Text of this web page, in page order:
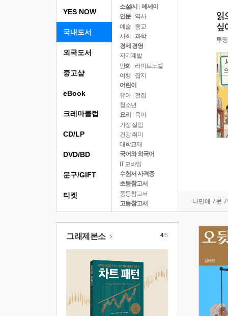
YES NOW
국내도서
소설/시
에세이
인문
역사
예술 | 종교
사회 | 과학
경제 경영
자기계발
만화 | 라이트노벨
여행
잡지
어린이
유아 | 전집
청소년
요리
육아
가정 살림
건강 취미
대학교재
국어와 외국어
IT 모바일
수험서 자격증
초등참고서
중등참고서
고등참고서
나민애 7문
외국도서
중고샵
eBook
크레마클럽
CD/LP
DVD/BD
문구/GIFT
티켓
그래제본소 4/5